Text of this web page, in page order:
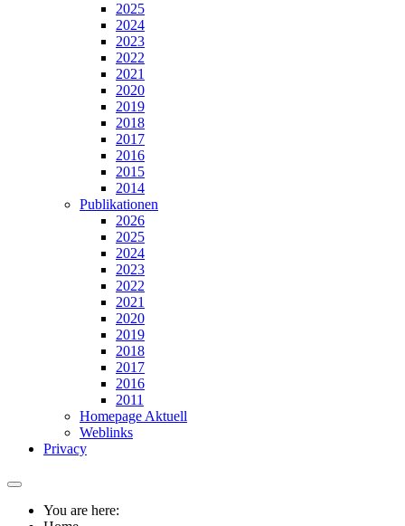
2025
2024
2023
2022
2021
2020
2019
2018
2017
2016
2015
2014
Publikationen
2026
2025
2024
2023
2022
2021
2020
2019
2018
2017
2016
2011
Homepage Aktuell
Weblinks
Privacy
You are here: